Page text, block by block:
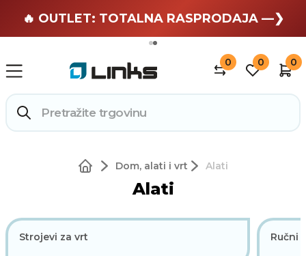
🏄 Zaslužuješ odmor —❯
🔥 OUTLET: TOTALNA RASPRODAJA —❯
0 0 0
Dom, alati i vrt Alati
Alati
Strojevi za vrt Ručni